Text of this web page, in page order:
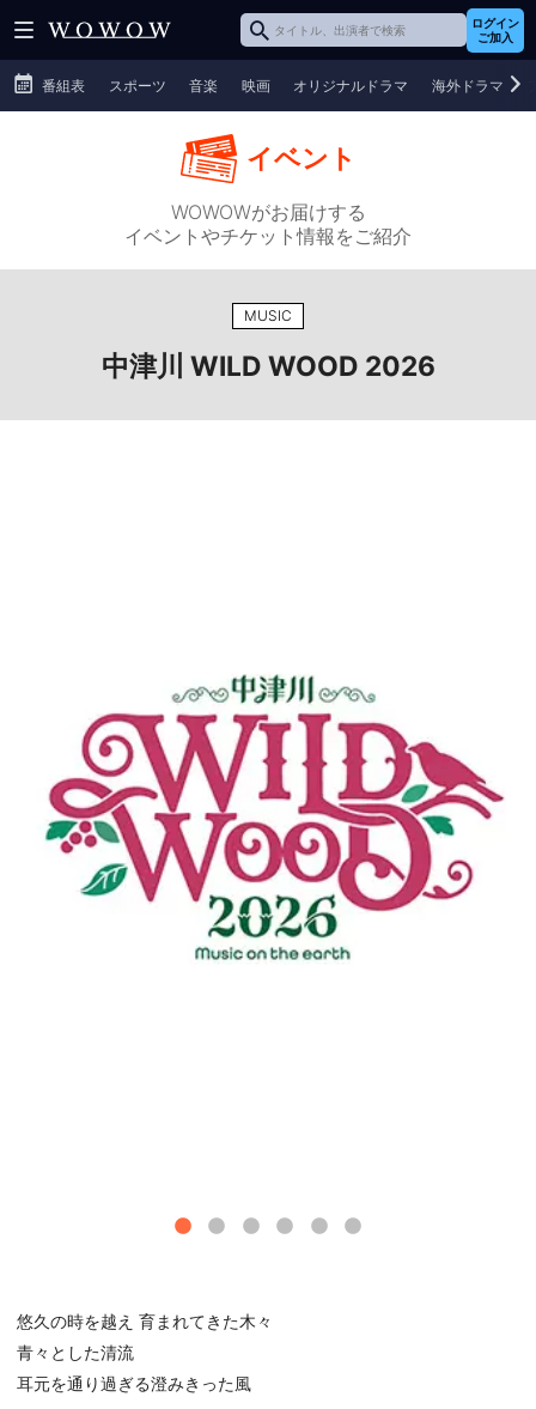
ログイン
ご加入
番組表 スポーツ 音楽 映画 オリジナルドラマ 海外ドラマ
イベント
WOWOWがお届けする
イベントやチケット情報をご紹介
MUSIC
中津川 WILD WOOD 2026
悠久の時を越え 育まれてきた⽊々
⻘々とした清流
⽿元を通り過ぎる澄みきった⾵